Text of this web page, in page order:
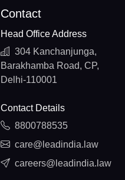
Contact
Head Office Address
304 Kanchanjunga,
Barakhamba Road, CP,
Delhi-110001
Contact Details
8800788535
care@leadindia.law
careers@leadindia.law